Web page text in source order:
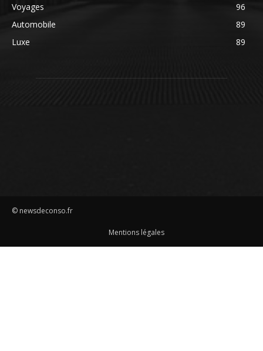
Voyages
96
Automobile
89
Luxe
89
© newsdeconso.fr
Mentions légales